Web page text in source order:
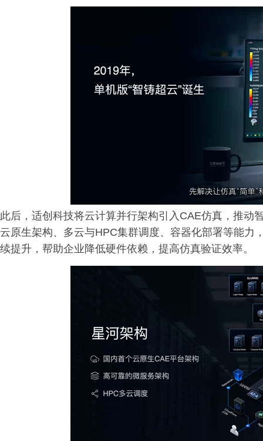
此后，适创科技将云计算并行架构引入CAE仿真，推动
云原生架构、多云与HPC集群调度、容器化部署等能力
续提升，帮助企业降低硬件依赖，提高仿真验证效率。